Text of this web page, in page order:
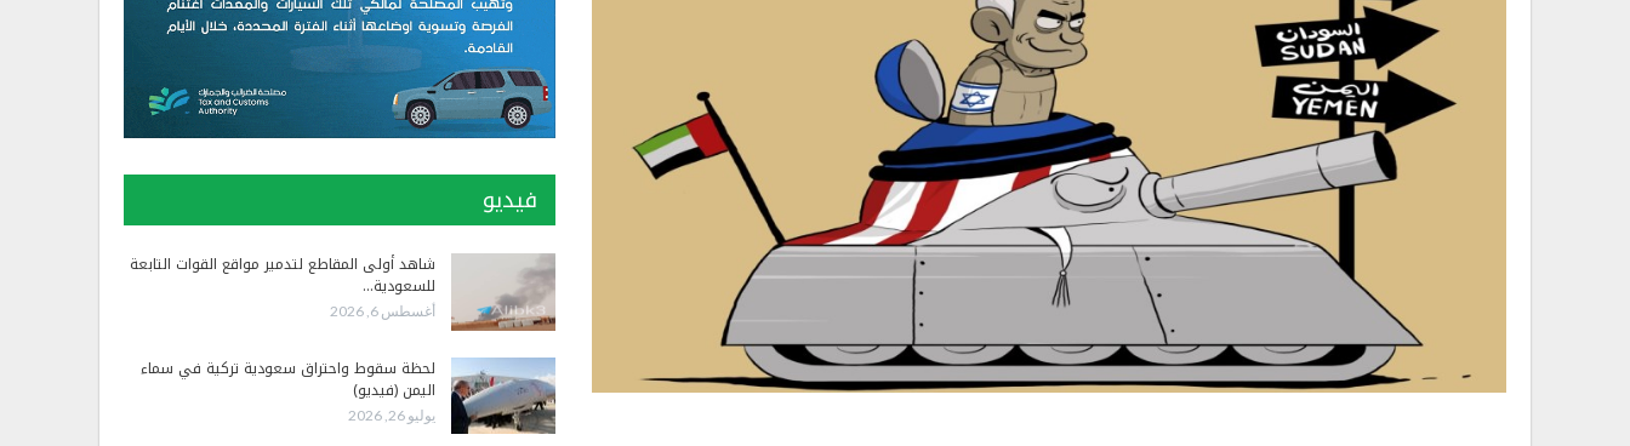
فيديو
شاهد أولى المقاطع لتدمير مواقع القوات التابعة
للسعودية…
أغسطس 6, 2026
لحظة سقوط واحتراق سعودية تركية في سماء
اليمن (فيديو)
يوليو 26, 2026